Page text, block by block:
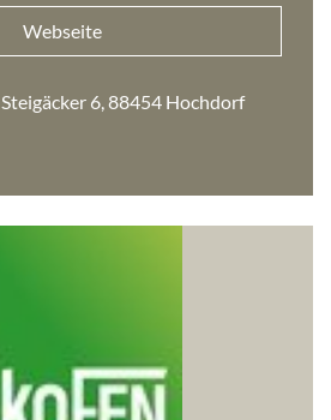
Webseite
Steigäcker 6, 88454 Hochdorf